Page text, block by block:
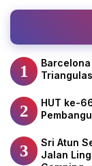
1
2
HUT ke-
3
Sri Atun
Jalan